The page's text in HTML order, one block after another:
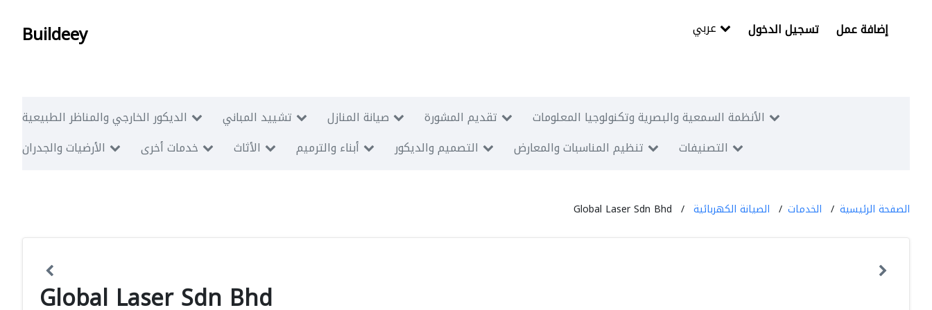
Buildeey تسجيل الدخول إضافة عمل
الديكور الخارجي والمناظر الطبيعية تشييد المباني صيانة المنازل تقديم المشورة
الأنظمة السمعية والبصرية وتكنولوجيا المعلومات
الأرضيات والجدران
خدمات أخرى الأثاث أبناء والترميم التصميم والديكور تنظيم المناسبات والمعارض التصنيفات
الصفحة الرئيسية الخدمات الصيانة الكهربائية Global Laser Sdn Bhd
Global Laser Sdn Bhd